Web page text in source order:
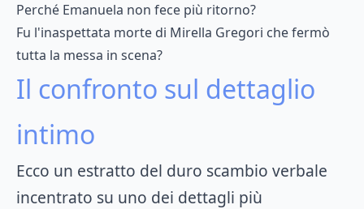
Perché Emanuela non fece più ritorno?
Fu l'inaspettata morte di Mirella Gregori che fermò
tutta la messa in scena?
Il confronto sul dettaglio
intimo
Ecco un estratto del duro scambio verbale
incentrato su uno dei dettagli più